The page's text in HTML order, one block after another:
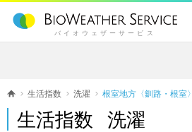
バイオウェザーサービス
生活指数 洗濯 根室地方〈釧路・根室〉
生活指数 洗濯